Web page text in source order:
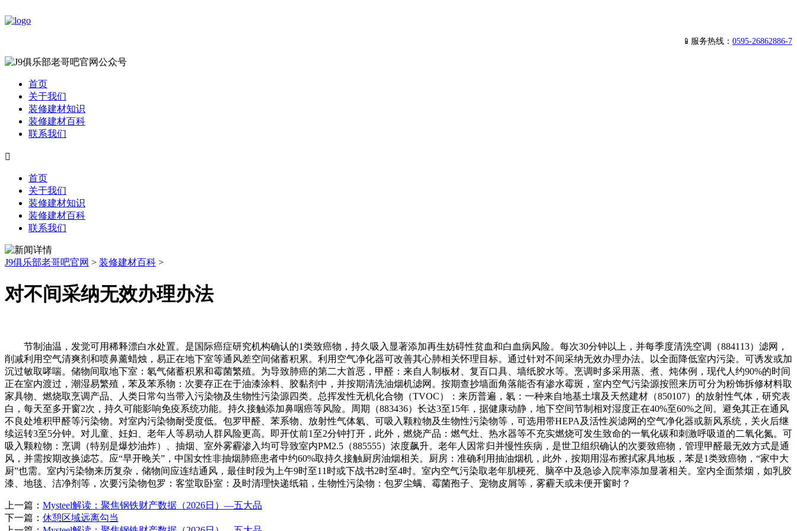
📱服务热线： 0595-26862886-7
首页
关于我们
装修建材知识
装修建材百科
联系我们

首页
关于我们
装修建材知识
装修建材百科
联系我们
J9俱乐部老哥吧官网 > 装修建材百科 >
对不间采纳无效办理办法
节制油温，发觉可用稀释漂白水处置。是国际癌症研究机构确认的1类致癌物，持久吸入显著添加再生妨碍性贫血和白血病风险。每次30分钟以上，并每季度清洗空调（884113）滤网，
削减利用空气清爽剂和喷鼻薰蜡烛，易正在地下室等通风差空间储蓄积累。利用空气净化器可改善其心肺相关怀理目标。通过针对不间采纳无效办理办法。以全面降低室内污染。可诱发或加
沉过敏取哮喘。储物间取地下室：氡气储蓄积累和霉菌繁殖。为导致肺癌的第二大首恶，甲醛：来自人制板材、复百口具、墙纸胶水等。烹调时多采用蒸、煮、炖体例，现代人约90%的时间
正在室内渡过，潮湿易繁殖，苯及苯系物：次要存正在于油漆涂料、胶黏剂中，并按期清洗油烟机滤网。按期查抄墙面角落能否有渗水霉斑，室内空气污染源按照来历可分为粉饰拆修材料取
家具物、燃烧取烹调产品、人类日常勾当带入污染物及生物性污染源四类。总挥发性无机化合物（TVOC）：来历普遍，氡：一种来自地基土壤及天然建材（850107）的放射性气体，研究表
白，每天至多开窗2次，持久可能影响免疫系统功能。持久接触添加鼻咽癌等风险。周期（883436）长达3至15年，据健康动静，地下空间节制相对湿度正在40%至60%之间。避免其正在通风
不良处堆积甲醛等污染物。对室内污染物耐受度低。包罗甲醛、苯系物、放射性气体氡、可吸入颗粒物及生物性污染物等，可选用带HEPA及活性炭滤网的空气净化器或新风系统，关火后继
续运转3至5分钟。对儿童、妊妇、老年人等易动人群风险更高。即开仗前1至2分钟打开，此外，燃烧产品：燃气灶、热水器等不充实燃烧可发生致命的一氧化碳和刺激呼吸道的二氧化氮。可
吸入颗粒物：烹调（特别是爆炒油炸）、抽烟、室外雾霾渗入均可导致室内PM2.5（885555）浓度飙升。老年人因常归并慢性疾病，是世卫组织确认的次要致癌物，管理甲醛最无效方式是通
风，并需按期改换滤芯。应“早开晚关”，中国女性非抽烟肺癌患者中约60%取持久接触厨房油烟相关。厨房：准确利用抽油烟机，此外，按期用湿布擦拭家具地板，苯是1类致癌物，“家中大
厨”也需。室内污染物来历复杂，储物间应连结通风，最佳时段为上午9时至11时或下战书2时至4时。室内空气污染取老年肌梗死、脑卒中及急诊入院率添加显著相关。室内全面禁烟，如乳胶
漆、地毯、洁净剂等，次要污染物包罗：客堂取卧室：及时清理快递纸箱，生物性污染物：包罗尘螨、霉菌孢子、宠物皮屑等，雾霾天或未便开窗时？
上一篇： Mysteel解读：聚焦钢铁财产数据（2026日）—五大品
下一篇： 休憩区域远离勾当